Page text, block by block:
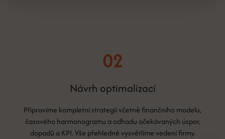
02
Návrh optimalizací
Připravíme kompletní strategii včetně finančního modelu,
časového harmonogramu a odhadu očekávaných úspor,
dopadů a KPI. Vše přehledně vysvětlíme vedení firmy.